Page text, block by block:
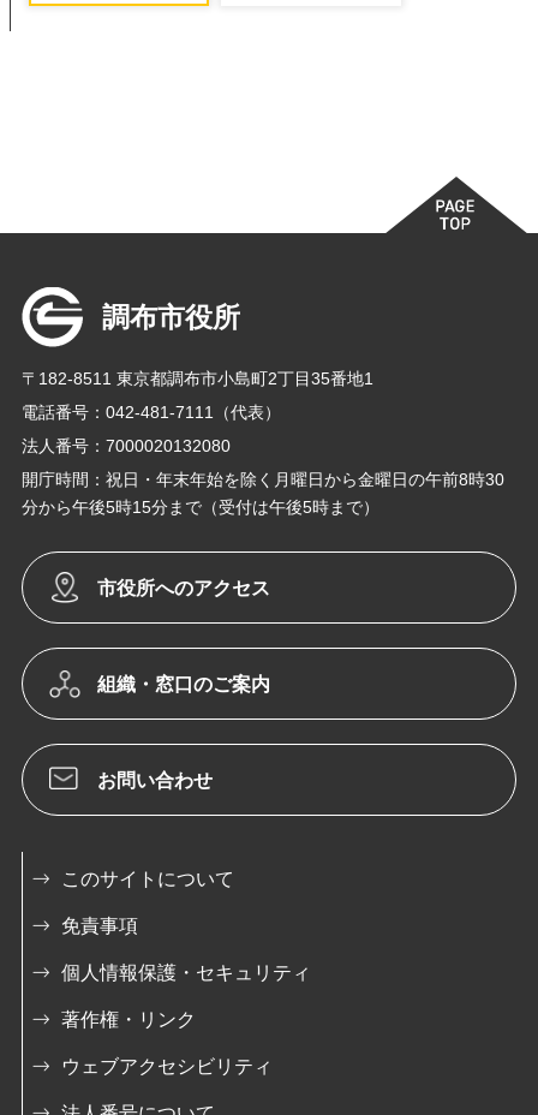
調布市役所
〒182-8511 東京都調布市小島町2丁目35番地1
電話番号：042-481-7111（代表）
法人番号：7000020132080
開庁時間：祝日・年末年始を除く月曜日から金曜日の午前8時30
分から午後5時15分まで（受付は午後5時まで）
市役所へのアクセス
組織・窓口のご案内
お問い合わせ
このサイトについて
免責事項
個人情報保護・セキュリティ
著作権・リンク
ウェブアクセシビリティ